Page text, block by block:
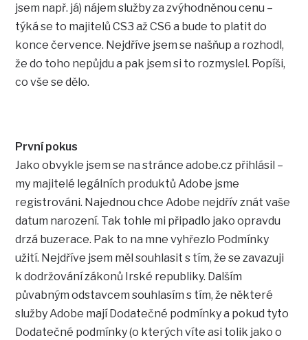
jsem např. já) nájem služby za zvýhodněnou cenu –
týká se to majitelů CS3 až CS6 a bude to platit do
konce července. Nejdříve jsem se našňup a rozhodl,
že do toho nepůjdu a pak jsem si to rozmyslel. Popíši,
co vše se dělo.
První pokus
Jako obvykle jsem se na stránce adobe.cz přihlásil –
my majitelé legálních produktů Adobe jsme
registrováni. Najednou chce Adobe nejdřív znát vaše
datum narození. Tak tohle mi připadlo jako opravdu
drzá buzerace. Pak to na mne vyhřezlo Podmínky
užití. Nejdříve jsem měl souhlasit s tím, že se zavazuji
k dodržování zákonů Irské republiky. Dalším
půvabným odstavcem souhlasím s tím, že některé
služby Adobe mají Dodatečné podmínky a pokud tyto
Dodatečné podmínky (o kterých víte asi tolik jako o